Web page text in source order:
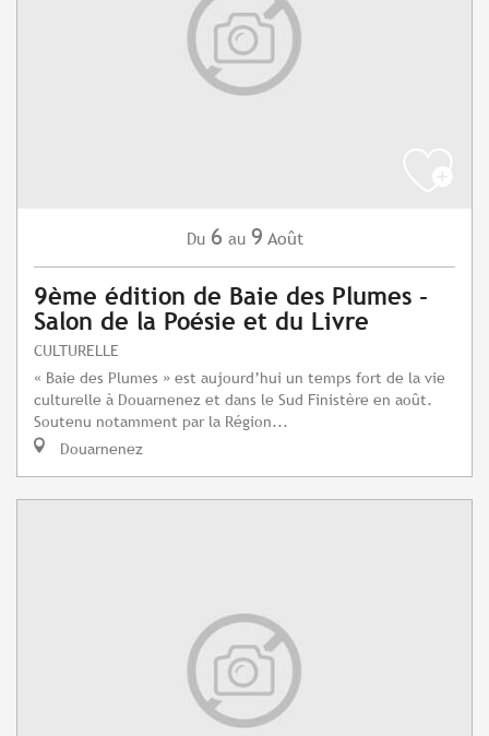
Du 6 au 9 Août
9ème édition de Baie des Plumes -
Salon de la Poésie et du Livre
CULTURELLE
« Baie des Plumes » est aujourd’hui un temps fort de la vie
culturelle à Douarnenez et dans le Sud Finistère en août.
Soutenu notamment par la Région...
Douarnenez